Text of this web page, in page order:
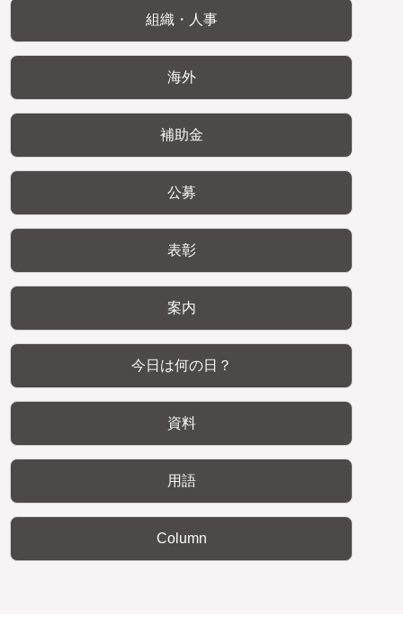
組織・人事
海外
補助金
公募
表彰
案内
今日は何の日？
資料
用語
Column